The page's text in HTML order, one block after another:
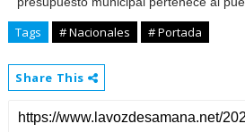
Tags # Nacionales # Portada
Share This